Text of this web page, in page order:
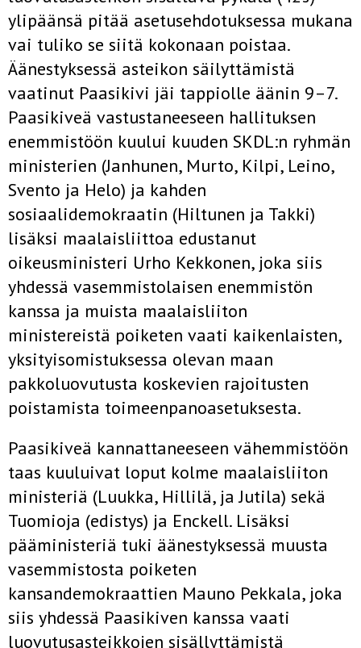
ylipäänsä pitää asetusehdotuksessa mukana
vai tuliko se siitä kokonaan poistaa.
Äänestyksessä asteikon säilyttämistä
vaatinut Paasikivi jäi tappiolle äänin 9–7.
Paasikiveä vastustaneeseen hallituksen
enemmistöön kuului kuuden SKDL:n ryhmän
ministerien (Janhunen, Murto, Kilpi, Leino,
Svento ja Helo) ja kahden
sosiaalidemokraatin (Hiltunen ja Takki)
lisäksi maalaisliittoa edustanut
oikeusministeri Urho Kekkonen, joka siis
yhdessä vasemmistolaisen enemmistön
kanssa ja muista maalaisliiton
ministereistä poiketen vaati kaikenlaisten,
yksityisomistuksessa olevan maan
pakkoluovutusta koskevien rajoitusten
poistamista toimeenpanoasetuksesta.
Paasikiveä kannattaneeseen vähemmistöön
taas kuuluivat loput kolme maalaisliiton
ministeriä (Luukka, Hillilä, ja Jutila) sekä
Tuomioja (edistys) ja Enckell. Lisäksi
pääministeriä tuki äänestyksessä muusta
vasemmistosta poiketen
kansandemokraattien Mauno Pekkala, joka
siis yhdessä Paasikiven kanssa vaati
luovutusasteikkojen sisällyttämistä